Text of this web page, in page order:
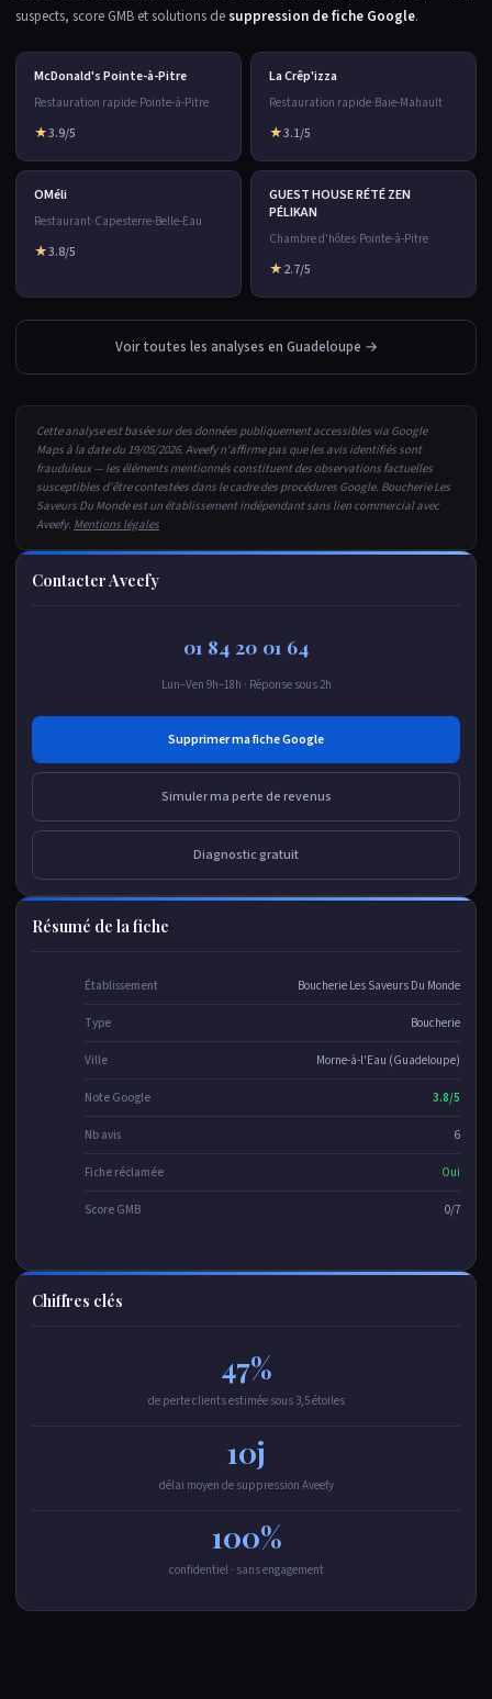
suspects, score GMB et solutions desuppression de fiche Google.
McDonald's Pointe-à-Pitre
Restauration rapide·Pointe-à-Pitre
★3.9/5
La Crêp'izza
Restauration rapide·Baie-Mahault
★3.1/5
OMéli
Restaurant·Capesterre-Belle-Eau
★3.8/5
GUEST HOUSE RÉTÉ ZEN
PÉLIKAN
Chambre d'hôtes·Pointe-à-Pitre
★2.7/5
Voir toutes les analyses en Guadeloupe →
Cette analyse est basée sur des données publiquement accessibles via Google
Maps à la date du 19/05/2026. Aveefy n'affirme pas que les avis identifiés sont
frauduleux — les éléments mentionnés constituent des observations factuelles
susceptibles d'être contestées dans le cadre des procédures Google. Boucherie Les
Saveurs Du Monde est un établissement indépendant sans lien commercial avec
Aveefy. Mentions légales
Contacter Aveefy
01 84 20 01 64
Lun–Ven 9h–18h · Réponse sous 2h
Supprimer ma fiche Google
Simuler ma perte de revenus
Diagnostic gratuit
Résumé de la fiche
Établissement Boucherie Les Saveurs Du Monde
Type Boucherie
Ville Morne-à-l'Eau (Guadeloupe)
Note Google 3.8/5
Nb avis 6
Fiche réclamée Oui
Score GMB 0/7
Chiffres clés
47%
de perte clients estimée sous 3,5 étoiles
10j
délai moyen de suppression Aveefy
100%
confidentiel · sans engagement